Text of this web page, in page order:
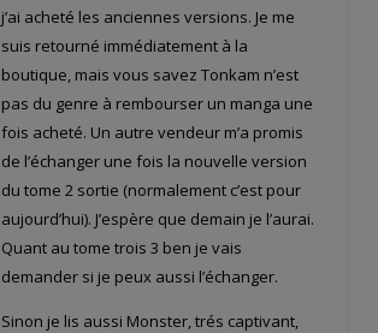
j’ai acheté les anciennes versions. Je me
suis retourné immédiatement à la
boutique, mais vous savez Tonkam n’est
pas du genre à rembourser un manga une
fois acheté. Un autre vendeur m’a promis
de l’échanger une fois la nouvelle version
du tome 2 sortie (normalement c’est pour
aujourd’hui). J’espère que demain je l’aurai.
Quant au tome trois 3 ben je vais
demander si je peux aussi l’échanger.
Sinon je lis aussi Monster, trés captivant,